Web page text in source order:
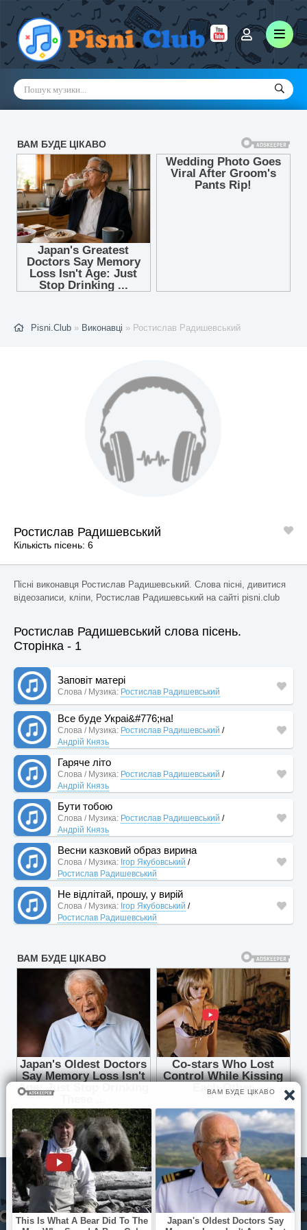
Pisni.Club » Виконавці » Ростислав Радишевський
Ростислав Радишевський
Кількість пісень: 6
Пісні виконавця Ростислав Радишевський. Слова пісні, дивитися
відеозаписи, кліпи, Ростислав Радишевський на сайті pisni.club
Ростислав Радишевський слова пісень.
Сторінка - 1
Заповіт матері
Слова / Музика: Ростислав Радишевський
Все буде Украі&#776;на!
Слова / Музика: Ростислав Радишевський /
Андрій Князь
Гаряче літо
Слова / Музика: Ростислав Радишевський /
Андрій Князь
Бути тобою
Слова / Музика: Ростислав Радишевський /
Андрій Князь
Весни казковий образ вирина
Слова / Музика: Ігор Якубовський /
Ростислав Радишевський
Не відлітай, прошу, у вирій
Слова / Музика: Ігор Якубовський /
Ростислав Радишевський
© Pisni.Club 2020 - 2026 З будь-яких питань звертайтесь на
поштуyour.feedback.tpl@gmail.com